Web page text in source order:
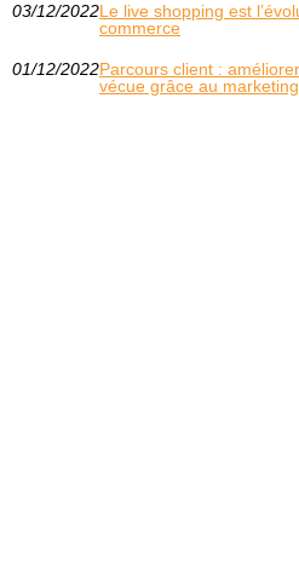
03/12/2022Le live shopping est
commerce
01/12/2022Parcours client :
vécue grâce au marketing